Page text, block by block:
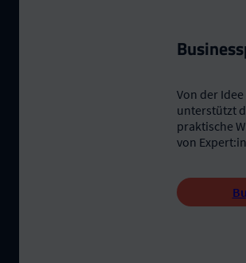
Von der
unterstützt
praktische
von